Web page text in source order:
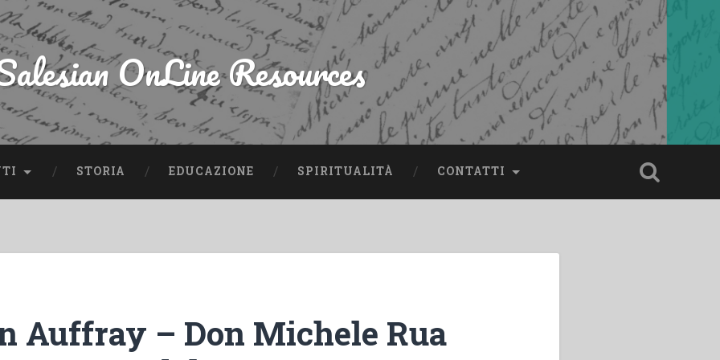
OnLine Resources
STORIA EDUCAZIONE SPIRITUALITÀ CONTATTI
Auffray – Don Michele Rua